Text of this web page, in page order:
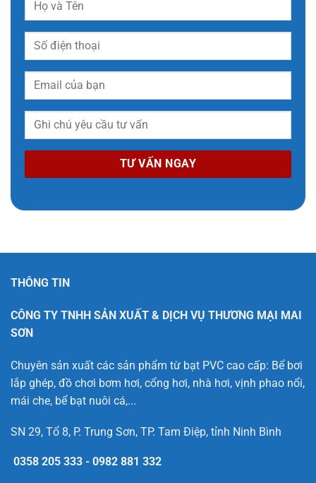
THÔNG TIN
CÔNG TY TNHH SẢN XUẤT & DỊCH VỤ THƯƠNG MẠI MAI
SƠN
Chuyên sản xuất các sản phẩm từ bạt PVC cao cấp: Bể bơi
lắp ghép, đồ chơi bơm hơi, cổng hơi, nhà hơi, vịnh phao nổi,
mái che, bể bạt nuôi cá,...
SN 29, Tổ 8, P. Trung Sơn, TP. Tam Điệp, tỉnh Ninh Bình
0358 205 333 - 0982 881 332